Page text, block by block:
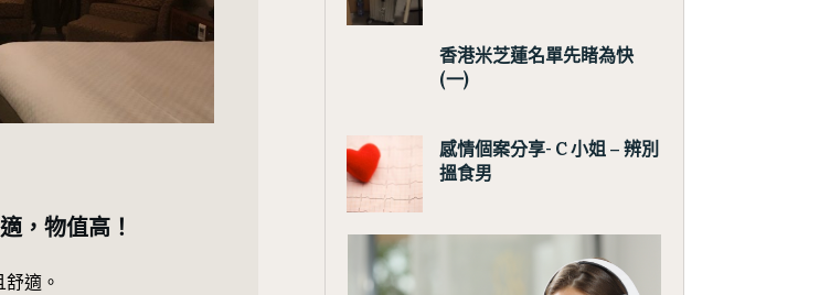
，物值高！
適。
香港米芝蓮名單先睹為快
(一)
感情個案分享- C 小姐 – 辨別
搵食男